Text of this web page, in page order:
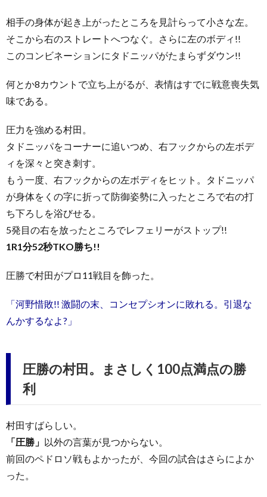
相手の身体が起き上がったところを見計らって小さな左。
そこから右のストレートへつなぐ。さらに左のボディ!!
このコンビネーションにタドニッパがたまらずダウン!!
何とか8カウントで立ち上がるが、表情はすでに戦意喪失気
味である。
圧力を強める村田。
タドニッパをコーナーに追いつめ、右フックからの左ボデ
ィを深々と突き刺す。
もう一度、右フックからの左ボディをヒット。タドニッパ
が身体をくの字に折って防御姿勢に入ったところで右の打
ち下ろしを浴びせる。
5発目の右を放ったところでレフェリーがストップ!!
1R1分52秒TKO勝ち!!
圧勝で村田がプロ11戦目を飾った。
「河野惜敗!! 激闘の末、コンセプシオンに敗れる。引退な
んかするなよ?」
圧勝の村田。まさしく100点満点の勝
利
村田すばらしい。
「圧勝」 以外の言葉が見つからない。
前回のペドロソ戦もよかったが、今回の試合はさらによか
った。